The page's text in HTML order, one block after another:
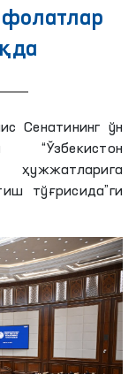
Сенатининг ўн
ҳужжатларига
тўғрисида”ги